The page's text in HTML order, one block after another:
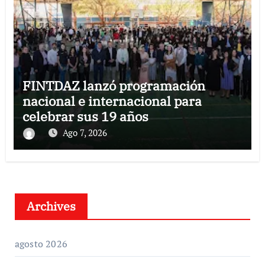
FINTDAZ lanzó programación
nacional e internacional para
celebrar sus 19 años
Ago 7, 2026
Archives
agosto 2026